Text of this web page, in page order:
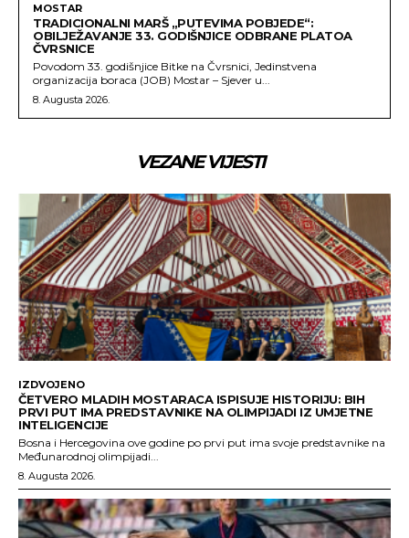
MOSTAR
TRADICIONALNI MARŠ „PUTEVIMA POBJEDE“:
OBILJEŽAVANJE 33. GODIŠNJICE ODBRANE PLATOA
ČVRSNICE
Povodom 33. godišnjice Bitke na Čvrsnici, Jedinstvena
organizacija boraca (JOB) Mostar – Sjever u...
8. Augusta 2026.
VEZANE VIJESTI
IZDVOJENO
ČETVERO MLADIH MOSTARACA ISPISUJE HISTORIJU: BIH
PRVI PUT IMA PREDSTAVNIKE NA OLIMPIJADI IZ UMJETNE
INTELIGENCIJE
Bosna i Hercegovina ove godine po prvi put ima svoje predstavnike na
Međunarodnoj olimpijadi...
8. Augusta 2026.